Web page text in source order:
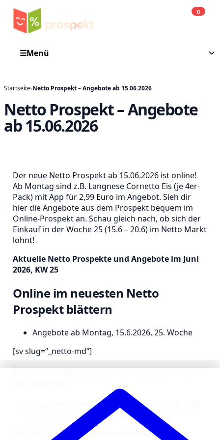
0
☰Menü
Startseite›Netto Prospekt – Angebote ab 15.06.2026
Netto Prospekt – Angebote
ab 15.06.2026
Der neue Netto Prospekt ab 15.06.2026 ist online!
Ab Montag sind z.B. Langnese Cornetto Eis (je 4er-
Pack) mit App für 2,99 Euro im Angebot. Sieh dir
hier die Angebote aus dem Prospekt bequem im
Online-Prospekt an. Schau gleich nach, ob sich der
Einkauf in der Woche 25 (15.6 – 20.6) im Netto Markt
lohnt!
Aktuelle Netto Prospekte und Angebote im Juni
2026, KW 25
Online im neuesten Netto
Prospekt blättern
Angebote ab Montag, 15.6.2026, 25. Woche
[sv slug=“_netto-md“]
Angebote diese Woche gültig ab 15.06.2026
Neuer Prospekt ab 22.06.2026
Was ist ab Mo. bei Netto in der Filiale im